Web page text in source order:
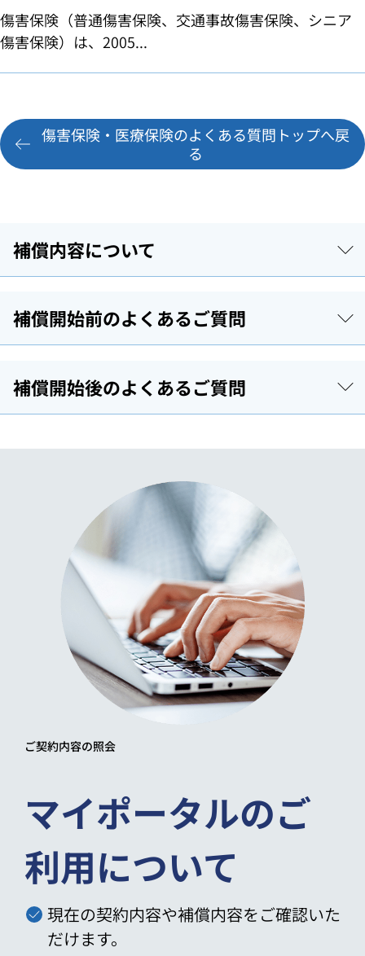
傷害保険（普通傷害保険、交通事故傷害保険、シニア
傷害保険）は、2005...
傷害保険・医療保険のよくある質問トップへ戻
る
補償内容について
補償開始前のよくあるご質問
補償開始後のよくあるご質問
ご契約内容の照会
マイポータルのご
利用について
現在の契約内容や補償内容をご確認いた
だけます。